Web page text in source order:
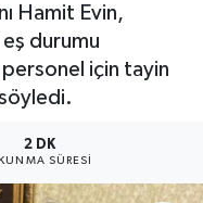
Hamit Evin,
eş durumu
personel için tayin
2 DK
SÜRESI